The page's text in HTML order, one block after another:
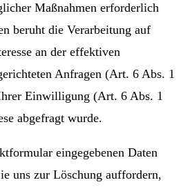
Maßnahmen erforderlich
beruht die Verarbeitung auf
an der effektiven
Anfragen (Art. 6 Abs. 1
Einwilligung (Art. 6 Abs. 1
abgefragt wurde.
eingegebenen Daten
uns zur Löschung auffordern,